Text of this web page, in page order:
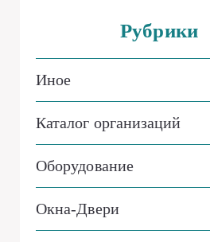
Рубрики
Иное
Каталог организаций
Оборудование
Окна-Двери